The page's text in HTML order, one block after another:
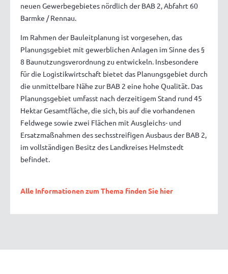
neuen Gewerbegebietes nördlich der BAB 2, Abfahrt 60
Barmke / Rennau.
Im Rahmen der Bauleitplanung ist vorgesehen, das
Planungsgebiet mit gewerblichen Anlagen im Sinne des §
8 Baunutzungsverordnung zu entwickeln. Insbesondere
für die Logistikwirtschaft bietet das Planungsgebiet durch
die unmittelbare Nähe zur BAB 2 eine hohe Qualität. Das
Planungsgebiet umfasst nach derzeitigem Stand rund 45
Hektar Gesamtfläche, die sich, bis auf die vorhandenen
Feldwege sowie zwei Flächen mit Ausgleichs- und
Ersatzmaßnahmen des sechsstreifigen Ausbaus der BAB 2,
im vollständigen Besitz des Landkreises Helmstedt
befindet.
Alle Informationen zum Thema finden Sie hier